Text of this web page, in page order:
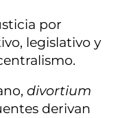
por
legislativo y
divortium
derivan